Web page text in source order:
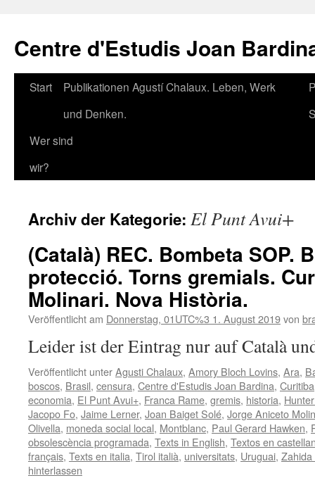
springen
Centre d'Estudis Joan
Start
Publikationen Agustí Chalaux. Leben, Werk
und Denken.
Wer sind
wir?
Archiv der Kategorie: El Punt Avui+
(Català) REC. Bombeta SOP.
protecció. Torns gremials.
Molinari. Nova Història.
Veröffentlicht am Donnerstag, 01UTC%3 1. August 2019von
Leider ist der Eintrag nur auf Català
Veröffentlicht unterAgusti Chalaux, Amory Bloch Lovins, Ara,
boscos, Brasil, censura, Centre d'Estudis Joan Bardina, Curitiba
economia, El Punt Avui+, Franca Rame, gremis, historia,
Jacopo Fo, Jaime Lerner, Joan Baiget Solé, Jorge Aniceto
Olivella, moneda social local, Montblanc, Paul Gerard Hawken,
obsolescència programada, Texts in English, Textos en
français, Texts en italia, Tirol italià, universitats, Uruguai,
hinterlassen